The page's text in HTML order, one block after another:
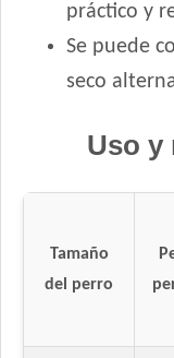
práctico y
Se puede
seco
Uso y
Tamaño
del perro